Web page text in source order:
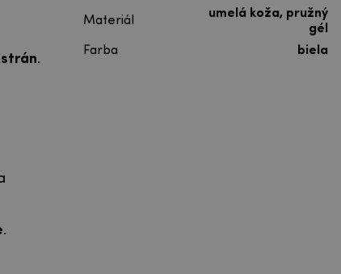
.
.
Materiál
umelá koža, pružný
gél
Farba
biela